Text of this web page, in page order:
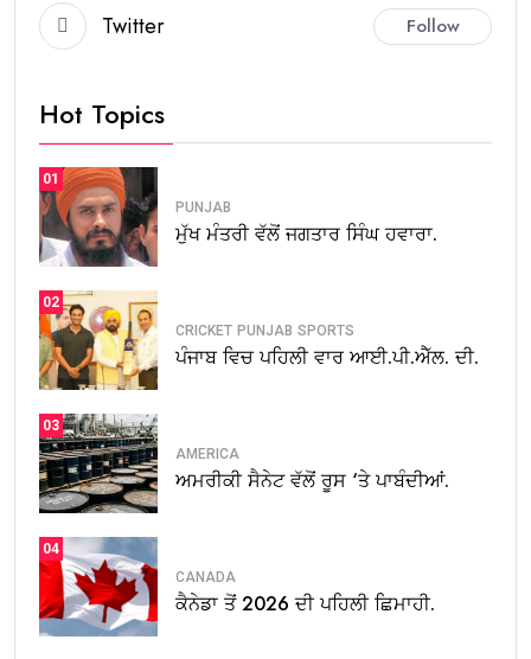
Twitter Follow
Hot Topics
01
PUNJAB
ਮੁੱਖ ਮੰਤਰੀ ਵੱਲੋਂ ਜਗਤਾਰ ਸਿੰਘ ਹਵਾਰਾ.
02
CRICKET PUNJAB SPORTS
ਪੰਜਾਬ ਵਿਚ ਪਹਿਲੀ ਵਾਰ ਆਈ.ਪੀ.ਐੱਲ. ਦੀ.
03
AMERICA
ਅਮਰੀਕੀ ਸੈਨੇਟ ਵੱਲੋਂ ਰੂਸ ‘ਤੇ ਪਾਬੰਦੀਆਂ.
04
CANADA
ਕੈਨੇਡਾ ਤੋਂ 2026 ਦੀ ਪਹਿਲੀ ਛਿਮਾਹੀ.